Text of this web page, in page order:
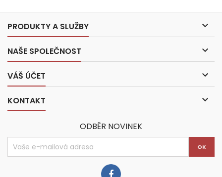
PRODUKTY A SLUŽBY 
NAŠE SPOLEČNOST 
VÁŠ ÚČET 
KONTAKT 
ODBĚR NOVINEK